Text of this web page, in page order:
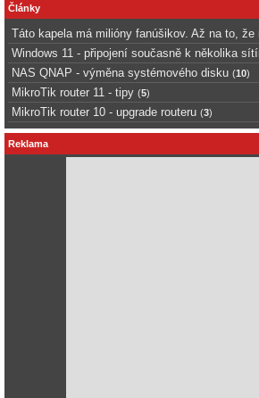
Články
Táto kapela má milióny fanúšikov. Až na to, že
Windows 11 - připojení současně k několika
NAS QNAP - výměna systémového disku (10)
MikroTik router 11 - tipy (5)
MikroTik router 10 - upgrade routeru (3)
Reklama